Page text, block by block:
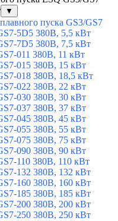
▼
пуска GS3/GS7
5D5 380В, 5,5 кВт
7D5 380В, 7,5 кВт
011 380В, 11 кВт
015 380В, 15 кВт
018 380В, 18,5 кВт
022 380В, 22 кВт
030 380В, 30 кВт
037 380В, 37 кВт
045 380В, 45 кВт
055 380В, 55 кВт
075 380В, 75 кВт
090 380В, 90 кВт
110 380В, 110 кВт
132 380В, 132 кВт
160 380В, 160 кВт
185 380В, 185 кВт
200 380В, 200 кВт
250 380В, 250 кВт